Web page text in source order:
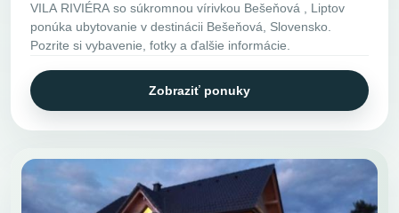
VILA RIVIÉRA so súkromnou vírivkou Bešeňová , Liptov
ponúka ubytovanie v destinácii Bešeňová, Slovensko.
Pozrite si vybavenie, fotky a ďalšie informácie.
Zobraziť ponuky